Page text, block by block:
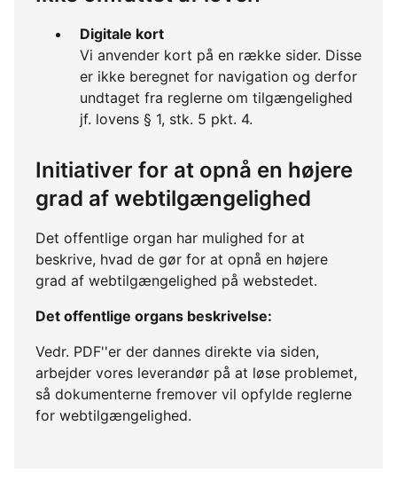
Digitale kort
Vi anvender kort på en række sider. Disse
er ikke beregnet for navigation og derfor
undtaget fra reglerne om tilgængelighed
jf. lovens § 1, stk. 5 pkt. 4.
Initiativer for at opnå en højere
grad af webtilgængelighed
Det offentlige organ har mulighed for at
beskrive, hvad de gør for at opnå en højere
grad af webtilgængelighed på webstedet.
Det offentlige organs beskrivelse:
Vedr. PDF''er der dannes direkte via siden,
arbejder vores leverandør på at løse problemet,
så dokumenterne fremover vil opfylde reglerne
for webtilgængelighed.